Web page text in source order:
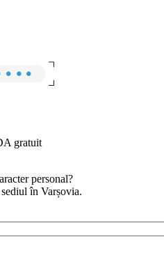
gratuit
personal?
în Varșovia.